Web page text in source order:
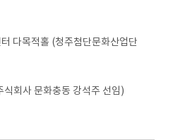
다목적홀 (청주첨단문화산업단
회사 문화충동 강석주 선임)